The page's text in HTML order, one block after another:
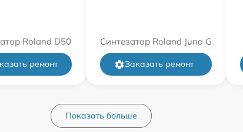
Roland D50
ремонт
Синтезатор Roland Juno G
Заказать ремонт
Показать больше